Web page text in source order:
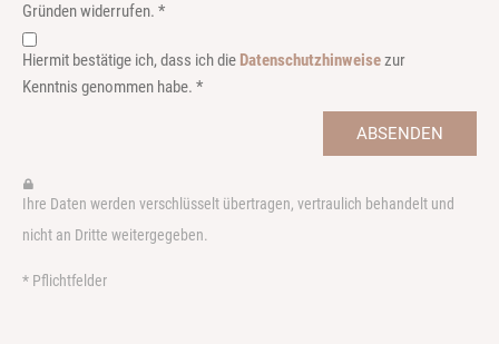
Gründen widerrufen. *
Hiermit bestätige ich, dass ich die Datenschutzhinweisezur
Kenntnis genommen habe. *
ABSENDEN
Ihre Daten werden verschlüsselt übertragen, vertraulich behandelt und
nicht an Dritte weitergegeben.
* Pflichtfelder